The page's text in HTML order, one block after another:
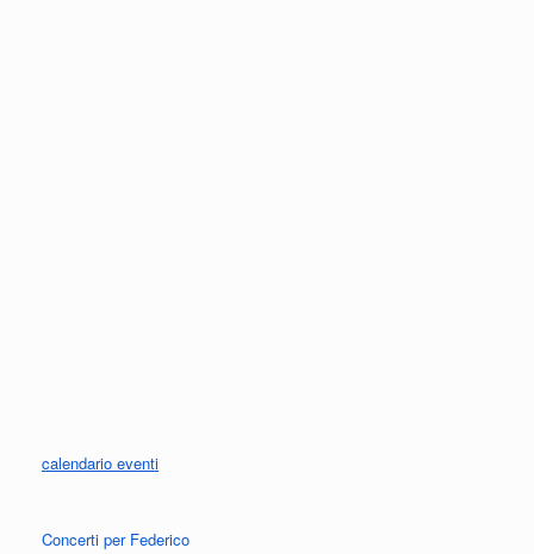
calendario eventi
Concerti per Federico